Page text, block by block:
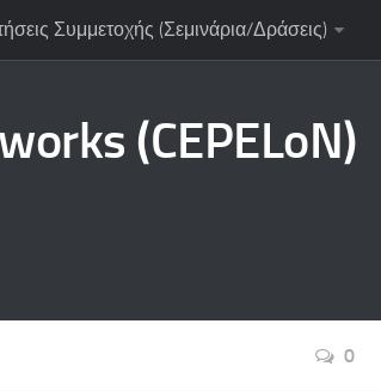
Συμμετοχής (Σεμινάρια/Δράσεις)
(CEPELoN)
0